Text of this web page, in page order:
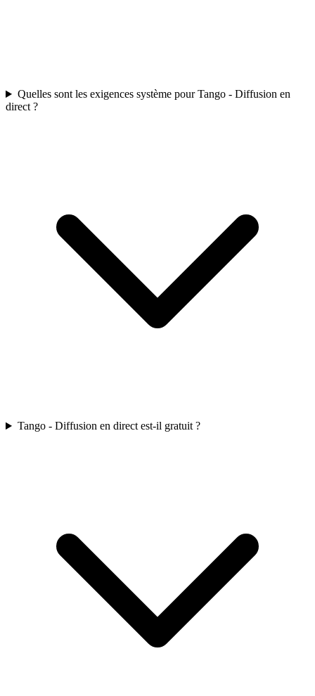
Quelles sont les exigences système pour Tango - Diffusion en
direct ?
Tango - Diffusion en direct est-il gratuit ?